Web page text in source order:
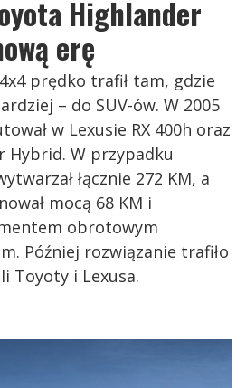
Highlander
erę
prędko trafił tam, gdzie
– do SUV-ów. W 2005
w Lexusie RX 400h oraz
Hybrid. W przypadku
łącznie 272 KM, a
mocą 68 KM i
obrotowym
Później rozwiązanie trafiło
Toyoty i Lexusa.